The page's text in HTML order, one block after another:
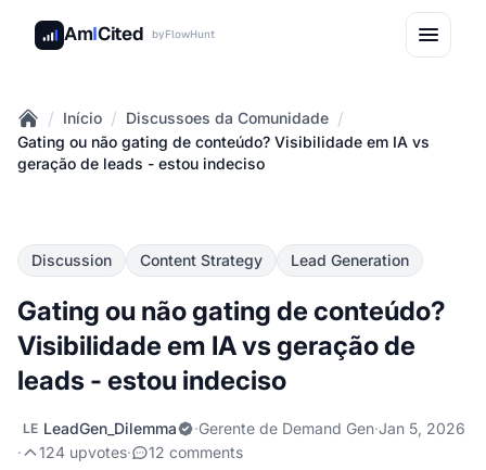
AmICited byFlowHunt
Home
/ Início / Discussoes da Comunidade /
Gating ou não gating de conteúdo? Visibilidade em IA vs
geração de leads - estou indeciso
Discussion Content Strategy Lead Generation
Gating ou não gating de conteúdo?
Visibilidade em IA vs geração de
leads - estou indeciso
LE LeadGen_Dilemma ·Gerente de Demand Gen·Jan 5, 2026
·
124 upvotes· 12 comments